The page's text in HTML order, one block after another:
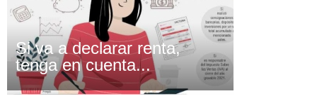
Si va a declarar renta,
tenga en cuenta...